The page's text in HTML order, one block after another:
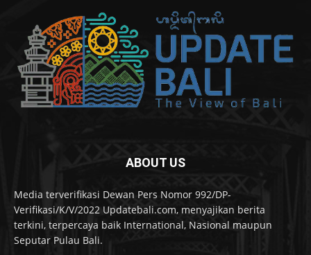
ABOUT US
Media terverifikasi Dewan Pers Nomor 992/DP-
Verifikasi/K/V/2022 Updatebali.com, menyajikan berita
terkini, terpercaya baik International, Nasional maupun
Seputar Pulau Bali.